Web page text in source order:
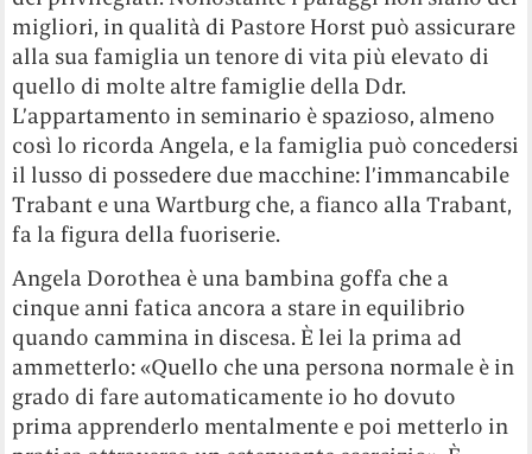
migliori, in qualità di Pastore Horst può assicurare
alla sua famiglia un tenore di vita più elevato di
quello di molte altre famiglie della Ddr.
L’appartamento in seminario è spazioso, almeno
così lo ricorda Angela, e la famiglia può concedersi
il lusso di possedere due macchine: l’immancabile
Trabant e una Wartburg che, a fianco alla Trabant,
fa la figura della fuoriserie.
Angela Dorothea è una bambina goffa che a
cinque anni fatica ancora a stare in equilibrio
quando cammina in discesa. È lei la prima ad
ammetterlo: «Quello che una persona normale è in
grado di fare automaticamente io ho dovuto
prima apprenderlo mentalmente e poi metterlo in